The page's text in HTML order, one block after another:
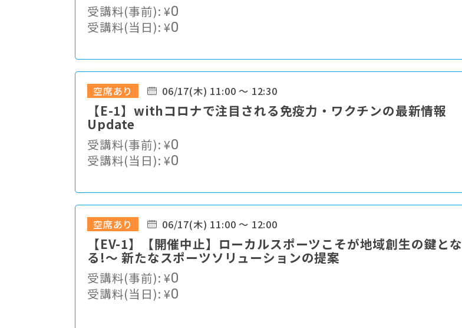
受講料(事前):¥0
受講料(当日):¥0
空席あり 06/17(木) 11:00 ～ 12:30
【E-1】withコロナで注目される免疫力・ワクチンの最新情報
Update
受講料(事前):¥0
受講料(当日):¥0
空席あり 06/17(木) 11:00 ～ 12:00
【EV-1】【開催中止】ローカルスポーツこそが地域創生の鍵とな
る!〜 新たなスポーツソリューションの提案
受講料(事前):¥0
受講料(当日):¥0